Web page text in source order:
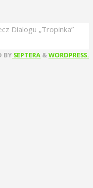
Dialogu „Tropinka”
BY SEPTERA &WORDPRESS.